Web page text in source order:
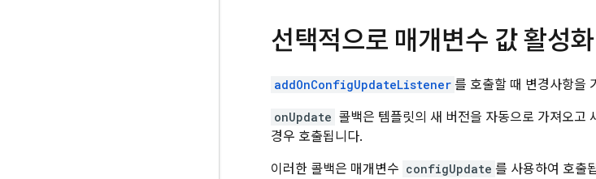
선택적으로 매개변수 값 활성화
addOnConfigUpdateListener 를 호출할 때 변경사항을
onUpdate 콜백은 템플릿의 새 버전을 자동으로 가져오고
경우 호출됩니다.
이러한 콜백은 매개변수 configUpdate 를 사용하여 호출